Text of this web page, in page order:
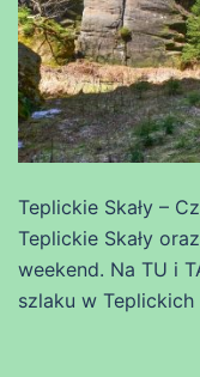
Teplickie Skały –
Teplickie Skały
weekend. Na TU i
szlaku w Teplickich